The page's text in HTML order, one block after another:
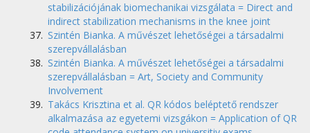
stabilizációjának biomechanikai vizsgálata = Direct and
indirect stabilization mechanisms in the knee joint
Szintén Bianka. A művészet lehetőségei a társadalmi
szerepvállalásban
Szintén Bianka. A művészet lehetőségei a társadalmi
szerepvállalásban = Art, Society and Community
Involvement
Takács Krisztina et al. QR kódos beléptető rendszer
alkalmazása az egyetemi vizsgákon = Application of QR